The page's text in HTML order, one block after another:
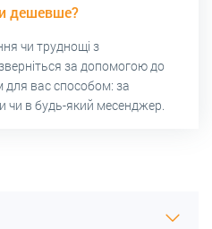
дешевше?
чи труднощі з
за допомогою до
вас способом: за
чи в будь-який месенджер.